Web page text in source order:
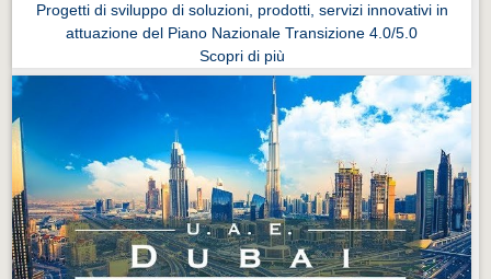
Progetti di sviluppo di soluzioni, prodotti, servizi innovativi in
attuazione del Piano Nazionale Transizione 4.0/5.0
Scopri di più